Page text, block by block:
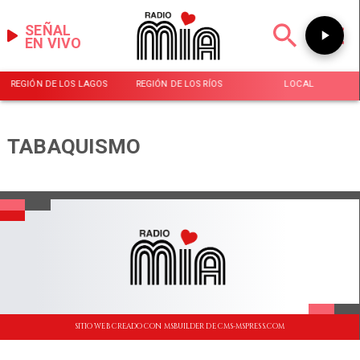
EN VIVO
SEÑAL
REGIÓN DE LOS LAGOS REGIÓN DE LOS RÍOS LOCAL
TABAQUISMO
SITIO WEB CREADO CON MSBUILDER DE CMS-MSPRESS.COM